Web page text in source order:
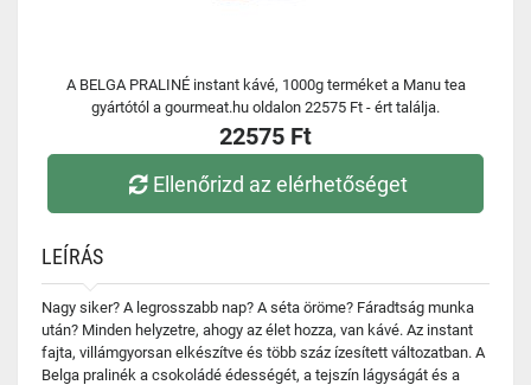
A BELGA PRALINÉ instant kávé, 1000g terméket a Manu tea
gyártótól a gourmeat.hu oldalon 22575 Ft - ért találja.
22575 Ft
Ellenőrizd az elérhetőséget
LEÍRÁS
Nagy siker? A legrosszabb nap? A séta öröme? Fáradtság munka
után? Minden helyzetre, ahogy az élet hozza, van kávé. Az instant
fajta, villámgyorsan elkészítve és több száz ízesített változatban. A
Belga pralinék a csokoládé édességét, a tejszín lágyságát és a